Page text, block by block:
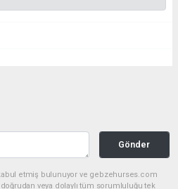
Gönder
etmiş bulunuyor ve gebzehurses.com
veya dolaylı tüm sorumluluğu tek